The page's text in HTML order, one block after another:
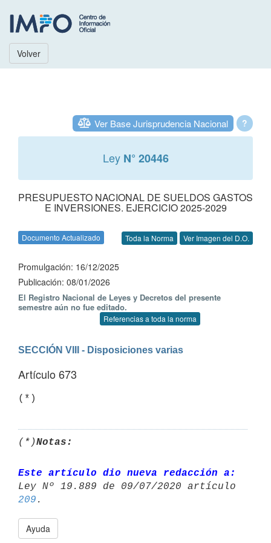
Volver
?
Ver Base Jurisprudencia Nacional
Ley N° 20446
PRESUPUESTO NACIONAL DE SUELDOS GASTOS
E INVERSIONES. EJERCICIO 2025-2029
Documento Actualizado Toda la Norma Ver Imagen del D.O.
Promulgación: 16/12/2025
Publicación: 08/01/2026
El Registro Nacional de Leyes y Decretos del presente
semestre aún no fue editado.
Referencias a toda la norma
SECCIÓN VIII - Disposiciones varias
Artículo 673
(*)
(*)Notas:
Este artículo dio nueva redacción a:
209
Ayuda